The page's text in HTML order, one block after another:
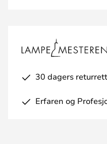
30 dagers returrett
Erfaren og